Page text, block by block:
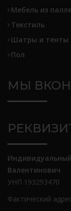
Мебель из
Текстиль
Шатры и тенты
Пол
МЫ
Валентинович
УНП 193293470
Фактический